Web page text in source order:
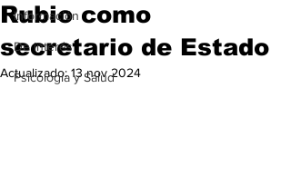
Información
De interés
Psicología y Salud
Rubio como
secretario de Estado
Actualizado:13 nov 2024